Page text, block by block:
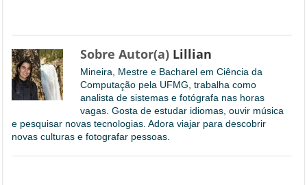
Sobre Autor(a) Lillian
Mineira, Mestre e Bacharel em Ciência da
Computação pela UFMG, trabalha como
analista de sistemas e fotógrafa nas horas
vagas. Gosta de estudar idiomas, ouvir música
e pesquisar novas tecnologias. Adora viajar para descobrir
novas culturas e fotografar pessoas.